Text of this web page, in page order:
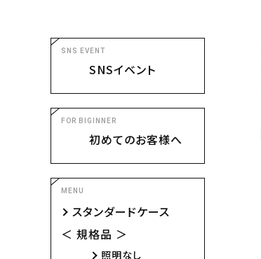
SNS EVENT
SNSイベント
FOR BIGINNER
初めてのお客様へ
MENU
スタンダードケース
＜ 規格品 ＞
照明なし